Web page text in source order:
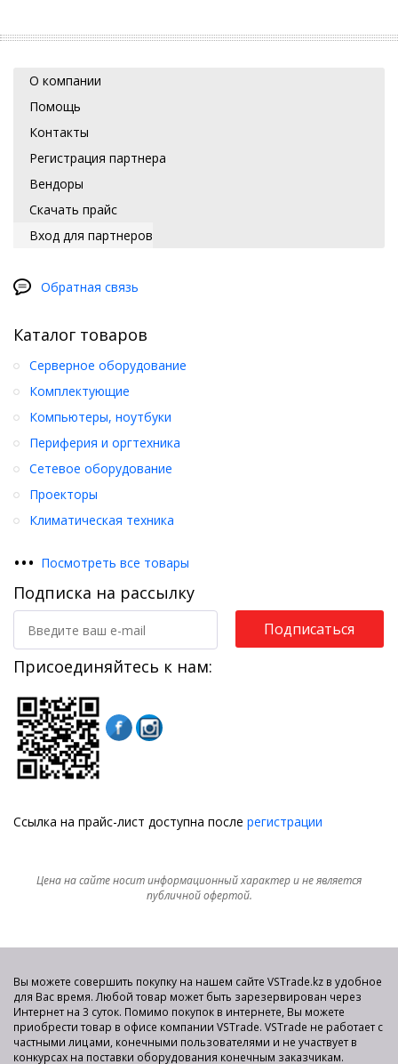
О компании
Помощь
Контакты
Регистрация партнера
Вендоры
Скачать прайс
Вход для партнеров
Обратная связь
Каталог товаров
Серверное оборудование
Комплектующие
Компьютеры, ноутбуки
Периферия и оргтехника
Сетевое оборудование
Проекторы
Климатическая техника
••• Посмотреть все товары
Подписка на рассылку
Подписаться
Присоединяйтесь к нам:
Ссылка на прайс-лист доступна после регистрации
Цена на сайте носит информационный характер и не является
публичной офертой.
Вы можете совершить покупку на нашем сайте VSTrade.kz в удобное
для Вас время. Любой товар может быть зарезервирован через
Интернет на 3 суток. Помимо покупок в интернете, Вы можете
приобрести товар в офисе компании VSTrade. VSTrade не работает с
частными лицами, конечными пользователями и не участвует в
конкурсах на поставки оборудования конечным заказчикам.